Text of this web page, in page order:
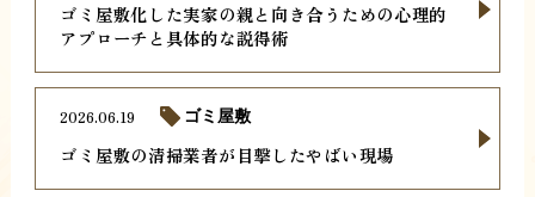
ゴミ屋敷化した実家の親と向き合うための心理的
アプローチと具体的な説得術
ゴミ屋敷の清掃業者が目撃したやばい現場
2026.06.19 ゴミ屋敷